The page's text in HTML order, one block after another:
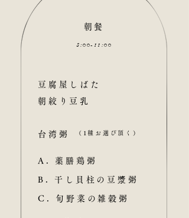
朝餐
豆腐屋しばた
朝絞り豆乳
台湾粥 （1種お選び頂く）
A. 薬膳鶏粥
B. 干し貝柱の豆漿粥
C. 旬野菜の雑穀粥
8:00-11:00